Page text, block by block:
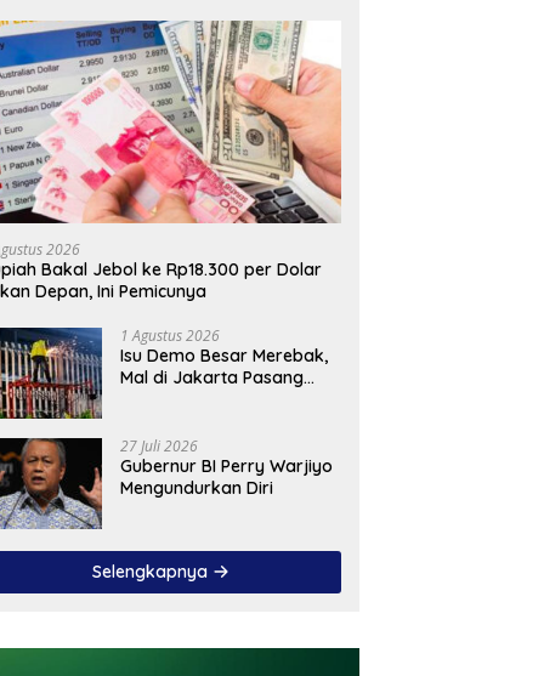
2026
Bakal Jebol ke Rp18.300 per Dolar
Depan, Ini Pemicunya
1 Agustus 2026
Isu Demo Besar Merebak,
Mal di Jakarta Pasang
27 Juli 2026
Gubernur BI Perry Warjiyo
Mengundurkan Diri
Selengkapnya